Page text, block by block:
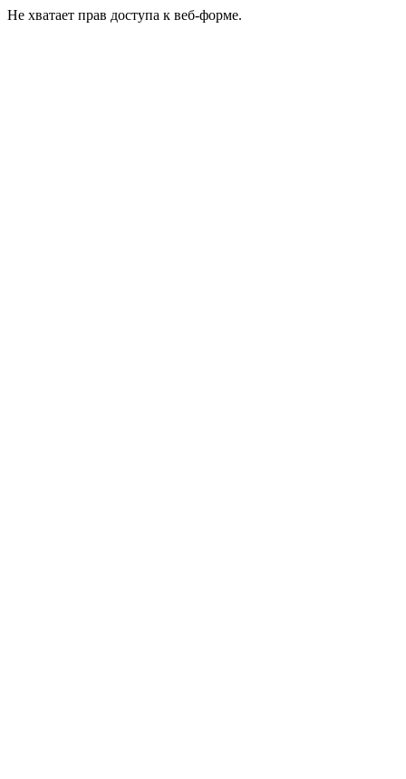
Не хватает прав доступа к веб-форме.